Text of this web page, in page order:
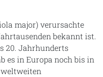
major) verursachte
bekannt ist.
20. Jahrhunderts
es in Europa noch bis in
weltweiten